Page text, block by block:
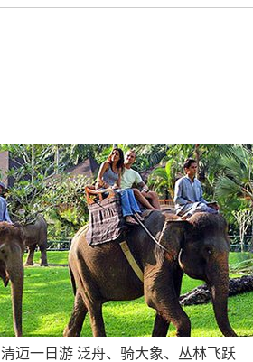
清迈一日游 泛舟、骑大象、丛林飞跃